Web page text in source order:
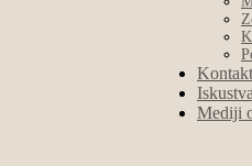
Kontakt
Mediji